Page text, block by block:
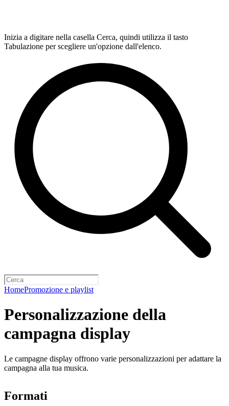
Inizia a digitare nella casella Cerca, quindi utilizza il tasto
Tabulazione per scegliere un'opzione dall'elenco.
HomePromozione e playlist
Personalizzazione della
campagna display
Le campagne display offrono varie personalizzazioni per adattare la
campagna alla tua musica.
Formati